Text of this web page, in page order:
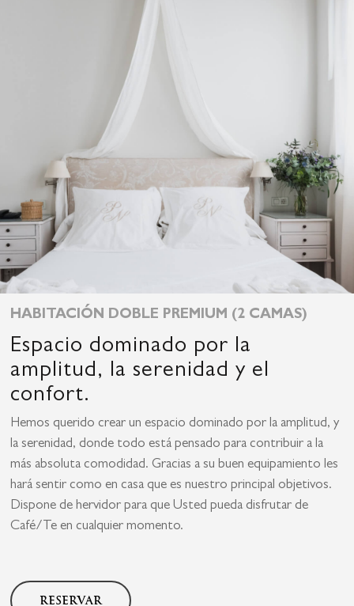
HABITACIÓN DOBLE PREMIUM (2 CAMAS)
Espacio dominado por la
amplitud, la serenidad y el
confort.
Hemos querido crear un espacio dominado por la amplitud, y
la serenidad, donde todo está pensado para contribuir a la
más absoluta comodidad. Gracias a su buen equipamiento les
hará sentir como en casa que es nuestro principal objetivos.
Dispone de hervidor para que Usted pueda disfrutar de
Café/Te en cualquier momento.
RESERVAR